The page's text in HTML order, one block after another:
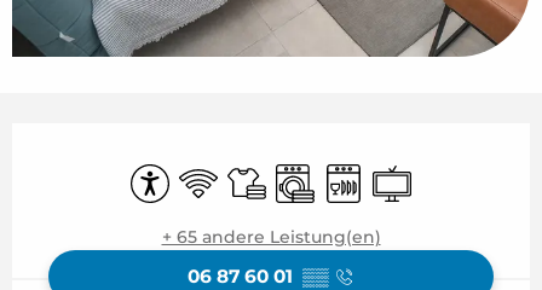
Zugänglichkeit
Wi-FiBettwäsche und Laken
Waschmaschine
Fernsehen
+ 65 andere Leistung(en)
06 87 60 01 ▒▒